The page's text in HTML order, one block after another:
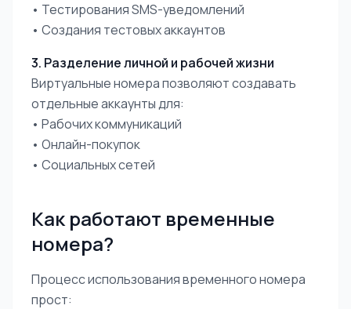
• Тестирования SMS-уведомлений
• Создания тестовых аккаунтов
3. Разделение личной и рабочей жизни
Виртуальные номера позволяют создавать
отдельные аккаунты для:
• Рабочих коммуникаций
• Онлайн-покупок
• Социальных сетей
Как работают временные
номера?
Процесс использования временного номера
прост: